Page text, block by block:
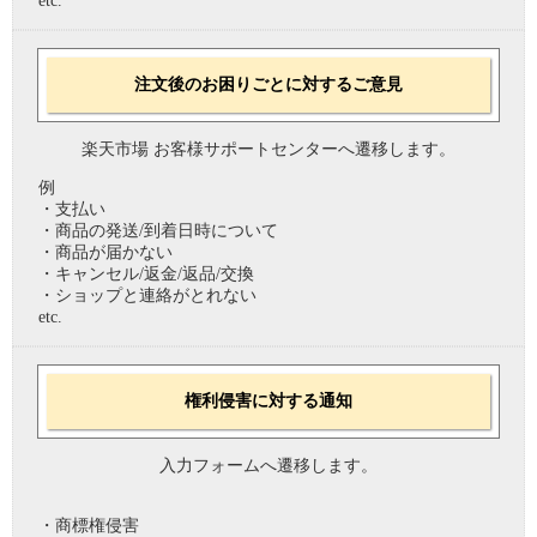
注文後のお困りごとに対するご意見
楽天市場 お客様サポートセンターへ遷移します。
例
・支払い
・商品の発送/到着日時について
・商品が届かない
・キャンセル/返金/返品/交換
・ショップと連絡がとれない
etc.
権利侵害に対する通知
入力フォームへ遷移します。
・商標権侵害